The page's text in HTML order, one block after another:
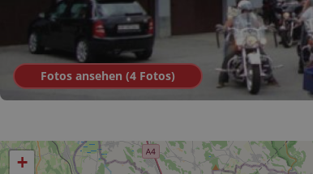
Fotos ansehen (4 Fotos)
+